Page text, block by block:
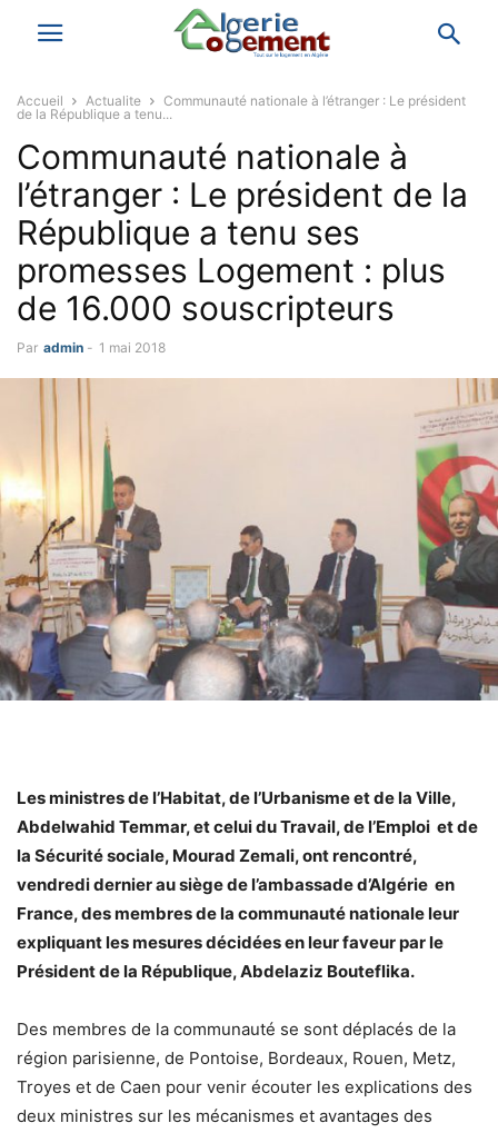
Accueil Actualite
Communauté nationale à l’étranger : Le président
de la République a tenu...
Communauté nationale à
l’étranger : Le président de la
République a tenu ses
promesses Logement : plus
de 16.000 souscripteurs
Par admin - 1 mai 2018
Les ministres de l’Habitat, de l’Urbanisme et de la Ville,
Abdelwahid Temmar, et celui du Travail, de l’Emploi et de
la Sécurité sociale, Mourad Zemali, ont rencontré,
vendredi dernier au siège de l’ambassade d’Algérie en
France, des membres de la communauté nationale leur
expliquant les mesures décidées en leur faveur par le
Président de la République, Abdelaziz Bouteflika.
Des membres de la communauté se sont déplacés de la
région parisienne, de Pontoise, Bordeaux, Rouen, Metz,
Troyes et de Caen pour venir écouter les explications des
deux ministres sur les mécanismes et avantages des